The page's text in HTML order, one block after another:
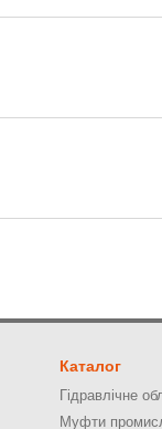
Каталог
Гідравлічне
Муфти